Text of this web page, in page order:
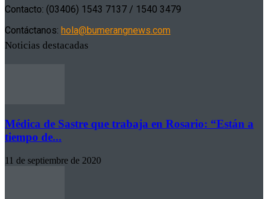
Contacto: (03406) 1543 7137 / 1540 3479
Contáctanos: hola@bumerangnews.com
Noticias destacadas
Médica de Sastre que trabaja en Rosario: “Están a
tiempo de...
11 de septiembre de 2020